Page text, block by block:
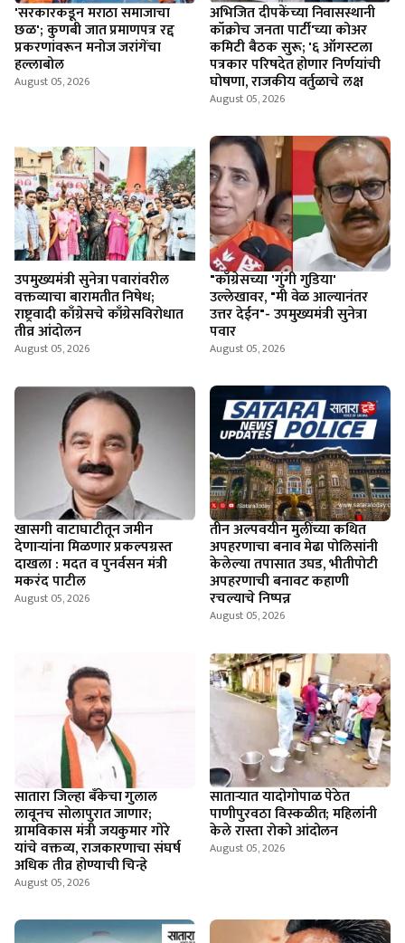
'सरकारकडून मराठा समाजाचा
छळ'; कुणबी जात प्रमाणपत्र रद्द
प्रकरणांवरून मनोज जरांगेंचा
हल्लाबोल
August 05, 2026
अभिजित दीपकेंच्या निवासस्थानी
कॉक्रोच जनता पार्टी'च्या कोअर
कमिटी बैठक सुरू; '६ ऑगस्टला
पत्रकार परिषदेत होणार निर्णयांची
घोषणा, राजकीय वर्तुळाचे लक्ष
August 05, 2026
उपमुख्यमंत्री सुनेत्रा पवारांवरील
वक्तव्याचा बारामतीत निषेध;
राष्ट्रवादी काँग्रेसचे काँग्रेसविरोधात
तीव्र आंदोलन
August 05, 2026
"काँग्रेसच्या 'गुंगी गुडिया'
उल्लेखावर, "मी वेळ आल्यानंतर
उत्तर देईन"- उपमुख्यमंत्री सुनेत्रा
पवार
August 05, 2026
खासगी वाटाघाटीतून जमीन
देणाऱ्यांना मिळणार प्रकल्पग्रस्त
दाखला : मदत व पुनर्वसन मंत्री
मकरंद पाटील
August 05, 2026
तीन अल्पवयीन मुलींच्या कथित
अपहरणाचा बनाव मेढा पोलिसांनी
केलेल्या तपासात उघड, भीतीपोटी
अपहरणाची बनावट कहाणी
रचल्याचे निष्पन्न
August 05, 2026
सातारा जिल्हा बँकेचा गुलाल
लावूनच सोलापुरात जाणार;
ग्रामविकास मंत्री जयकुमार गोरे
यांचे वक्तव्य, राजकारणाचा संघर्ष
अधिक तीव्र होण्याची चिन्हे
August 05, 2026
सातार्‍यात यादोगोपाळ पेठेत
पाणीपुरवठा विस्कळीत; महिलांनी
केले रास्ता रोको आंदोलन
August 05, 2026